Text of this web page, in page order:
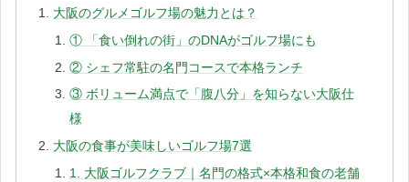
大阪のグルメゴルフ場の魅力とは？
① 「食い倒れの街」のDNAがゴルフ場にも
② シェフ常駐の名門コースで本格ランチ
③ ボリューム満点で「腹八分」を知らない大阪仕
様
大阪の食事が美味しいゴルフ場7選
1. 大阪ゴルフクラブ｜名門の格式×本格和食の老舗